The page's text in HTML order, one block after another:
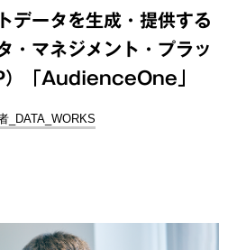
データを生成・提供する
・マネジメント・プラッ
）「AudienceOne」
_DATA_WORKS